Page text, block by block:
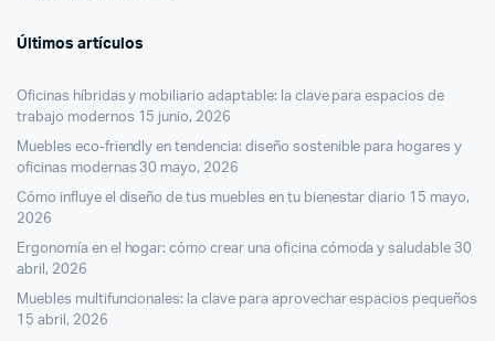
Últimos artículos
Oficinas híbridas y mobiliario adaptable: la clave para espacios de
trabajo modernos 15 junio, 2026
Muebles eco-friendly en tendencia: diseño sostenible para hogares y
oficinas modernas 30 mayo, 2026
Cómo influye el diseño de tus muebles en tu bienestar diario 15 mayo,
2026
Ergonomía en el hogar: cómo crear una oficina cómoda y saludable 30
abril, 2026
Muebles multifuncionales: la clave para aprovechar espacios pequeños
15 abril, 2026